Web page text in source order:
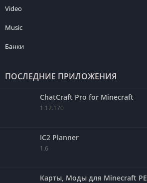
Video
Music
Банки
ПОСЛЕДНИЕ ПРИЛОЖЕНИЯ
ChatCraft Pro for Minecraft
1.12.170
IC2 Planner
1.6
Карты, Моды для Minecraft PE